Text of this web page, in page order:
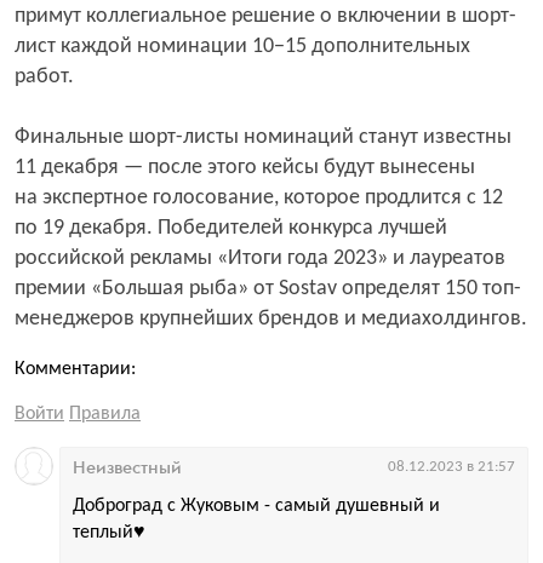
примут коллегиальное решение о включении в шорт-
лист каждой номинации 10−15 дополнительных
работ.
Финальные шорт-листы номинаций станут известны
11 декабря — после этого кейсы будут вынесены
на экспертное голосование, которое продлится с 12
по 19 декабря. Победителей конкурса лучшей
российской рекламы «Итоги года 2023» и лауреатов
премии «Большая рыба» от Sostav определят 150 топ-
менеджеров крупнейших брендов и медиахолдингов.
Комментарии:
Войти Правила
Доброград с Жуковым - самый душевный и
теплый♥️
Неизвестный 08.12.2023 в 21:57